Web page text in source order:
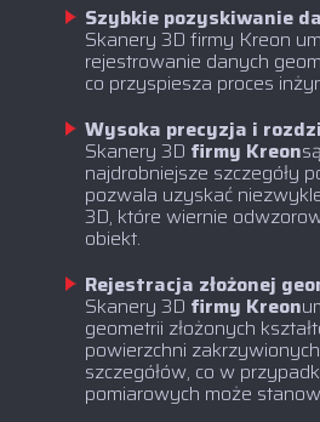
Szybkie pozyskiwanie
Skanery 3D firmy Kreon
rejestrowanie danych
co przyspiesza proces
Wysoka precyzja i
‍Skanery 3D firmy Kreon
najdrobniejsze szczegóły
pozwala uzyskać
3D, które wiernie
obiekt.
Rejestracja złożonej
‍Skanery 3D firmy Kreon
geometrii złożonych
powierzchni
szczegółów, co w
pomiarowych może